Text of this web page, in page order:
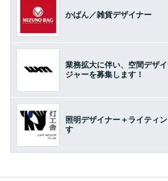
かばん／雑貨デザイナー
業務拡大に伴い、空間デザ
ジャーを募集します！
照明デザイナー＋ライティ
す